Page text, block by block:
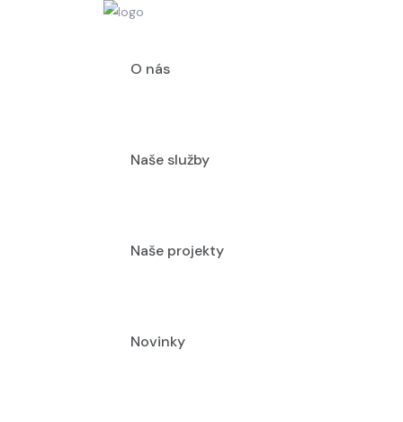
O nás
Naše služby
Naše projekty
Novinky